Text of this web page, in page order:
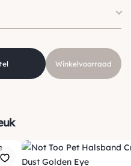
Winkelvoorraad